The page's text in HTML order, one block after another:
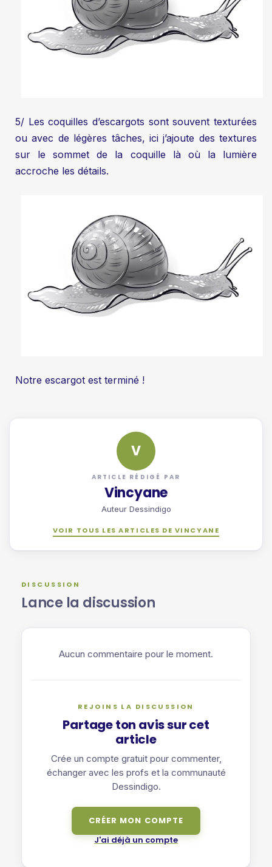
5/ Les coquilles d’escargots sont souvent texturées
ou avec de légères tâches, ici j’ajoute des textures
sur le sommet de la coquille là où la lumière
accroche les détails.
Notre escargot est terminé !
V
ARTICLE RÉDIGÉ PAR
Vincyane
Auteur Dessindigo
VOIR TOUS LES ARTICLES DE VINCYANE
DISCUSSION
Lance la discussion
Aucun commentaire pour le moment.
REJOINS LA DISCUSSION
Partage ton avis sur cet
article
Crée un compte gratuit pour commenter,
échanger avec les profs et la communauté
Dessindigo.
CRÉER MON COMPTE
J'ai déjà un compte